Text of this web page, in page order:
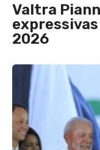
Valtra
2026